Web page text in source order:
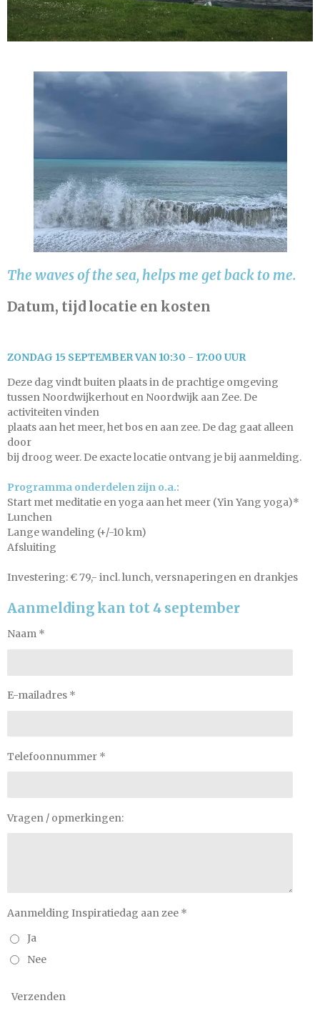
The waves of the sea, helps me get back to me.
Datum, tijd locatie en kosten
ZONDAG 15 SEPTEMBER VAN 10:30 - 17:00 UUR
Deze dag vindt buiten plaats in de prachtige omgeving
tussen Noordwijkerhout en Noordwijk aan Zee. De
activiteiten vinden
plaats aan het meer, het bos en aan zee. De dag gaat alleen
door
bij droog weer. De exacte locatie ontvang je bij aanmelding.
Programma onderdelen zijn o.a.:
Start met meditatie en yoga aan het meer (Yin Yang yoga)*
Lunchen
Lange wandeling (+/-10 km)
Afsluiting
Investering: € 79,- incl. lunch, versnaperingen en drankjes
Aanmelding kan tot 4 september
Naam *
E-mailadres *
Telefoonnummer *
Vragen / opmerkingen:
Aanmelding Inspiratiedag aan zee *
Ja
Nee
Verzenden